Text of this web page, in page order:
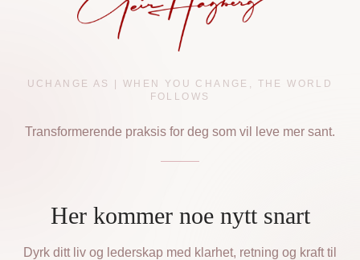
UCHANGE AS | WHEN YOU CHANGE, THE WORLD
FOLLOWS
Transformerende praksis for deg som vil leve mer sant.
Her kommer noe nytt snart
Dyrk ditt liv og lederskap med klarhet, retning og kraft til